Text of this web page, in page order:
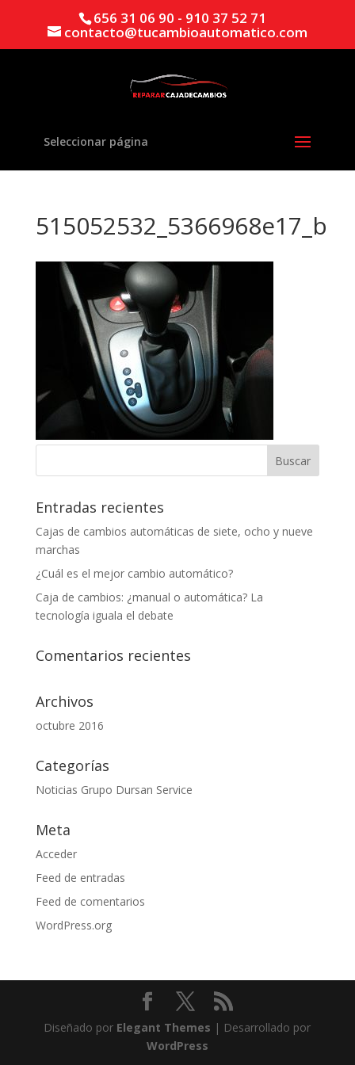
656 31 06 90 - 910 37 52 71
contacto@tucambioautomatico.com
Seleccionar página
515052532_5366968e17_b
Entradas recientes
Cajas de cambios automáticas de siete, ocho y nueve
marchas
¿Cuál es el mejor cambio automático?
Caja de cambios: ¿manual o automática? La
tecnología iguala el debate
Comentarios recientes
Archivos
octubre 2016
Categorías
Noticias Grupo Dursan Service
Meta
Acceder
Feed de entradas
Feed de comentarios
WordPress.org
Diseñado por Elegant Themes | Desarrollado por
WordPress